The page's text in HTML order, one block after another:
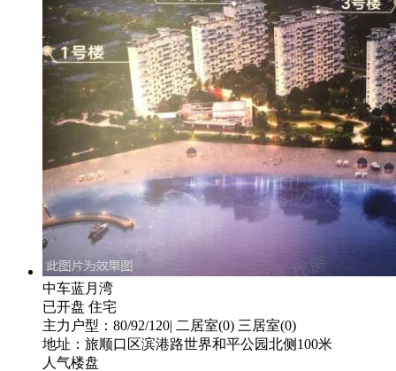
中车蓝月湾
已开盘 住宅
主力户型：80/92/120| 二居室(0) 三居室(0)
地址：旅顺口区滨港路世界和平公园北侧100米
人气楼盘